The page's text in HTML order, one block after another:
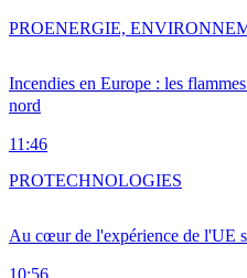
Incendies en Europe : les
nord
11:46
PROENERGIE,
Au cœur de l'expérience de l'UE
10:56
PROTECHNOLOGIES